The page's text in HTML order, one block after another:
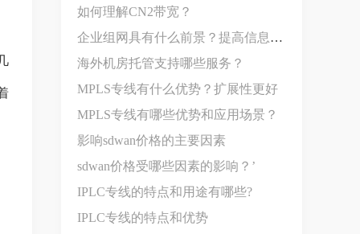
如何理解CN2带宽？
企业组网具有什么前景？提高信息共享效率
海外机房托管支持哪些服务？
MPLS专线有什么优势？扩展性更好
MPLS专线有哪些优势和应用场景？
影响sdwan价格‍的主要因素
sdwan价格受哪些因素的影响？’
IPLC专线的特点和用途有哪些?
IPLC专线的特点和优势